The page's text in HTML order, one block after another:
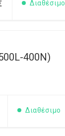
Διαθέσιμο
400N)
Διαθέσιμο